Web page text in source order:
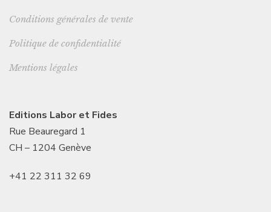
Conditions générales de vente
Politique de confidentialité
Mentions légales
Editions Labor et Fides
Rue Beauregard 1
CH – 1204 Genève
+41 22 311 32 69